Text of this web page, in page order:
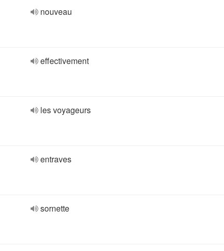
nouveau
effectivement
les voyageurs
entraves
sornette